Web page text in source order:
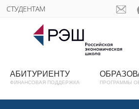
СТУДЕНТАМ
АБИТУРИЕНТУ
ФИНАНСОВАЯ ПОДДЕРЖКА ПРОГРАММЫ